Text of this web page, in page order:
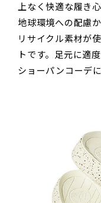
上なく快適な履き
地球環境への配慮
リサイクル素材が
トです。足元に適
ショーパンコーデ